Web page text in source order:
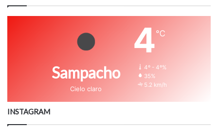
Sampacho
Cielo claro
4℃
4º - 4º%
35%
5.2 km/h
INSTAGRAM